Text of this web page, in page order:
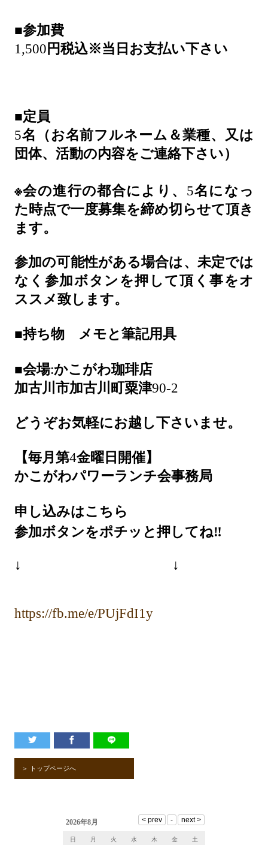
■参加費
1,500 円税込※当日お支払い下さい
■定員
5名（お名前フルネーム＆業種、又は
団体、活動の内容をご連絡下さい）
※会の進行の都合により、 5名になっ
た時点で一度募集を締め切らせて頂き
ます。
参加の可能性がある場合は、未定では
なく参加ボタンを押して頂く事をオ
ススメ致します。
■持ち物 メモと筆記用具
■会場:かこがわ珈琲店
加古川市加古川町粟津90-2
どうぞお気軽にお越し下さいませ。
【毎月第4金曜日開催】
かこがわパワーランチ会事務局
申し込みはこちら
参加ボタンをポチッと押してね‼
↓ ↓
https://fb.me/e/PUjFdI1y
＞ トップページへ
2026年8月
日 月 火 水 木 金 土